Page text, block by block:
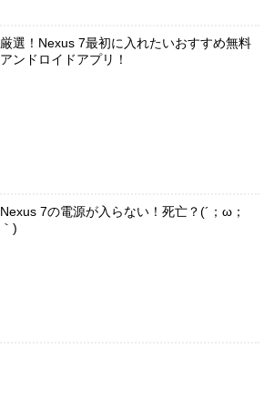
厳選！Nexus 7最初に入れたいおすすめ無料
アンドロイドアプリ！
Nexus 7の電源が入らない！死亡？(´；ω；
｀)